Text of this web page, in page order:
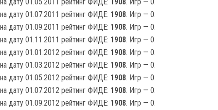
на дату 01.07.2011 рейтинг ФИДЕ: 1908. Игр — 0.
на дату 01.09.2011 рейтинг ФИДЕ: 1908. Игр — 0.
на дату 01.11.2011 рейтинг ФИДЕ: 1908. Игр — 0.
на дату 01.01.2012 рейтинг ФИДЕ: 1908. Игр — 0.
на дату 01.03.2012 рейтинг ФИДЕ: 1908. Игр — 0.
на дату 01.05.2012 рейтинг ФИДЕ: 1908. Игр — 0.
на дату 01.07.2012 рейтинг ФИДЕ: 1908. Игр — 0.
на дату 01.09.2012 рейтинг ФИДЕ: 1908. Игр — 0.